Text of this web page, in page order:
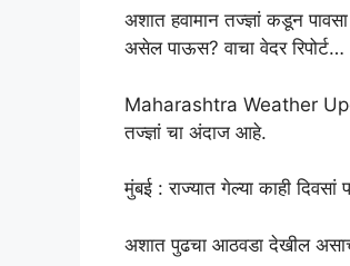
अशात हवामान तज्ज्ञां कडून
असेल पाऊस? वाचा वेदर रिपोर्ट…
Maharashtra Weather
तज्ज्ञां चा अंदाज आहे.
मुंबई : राज्यात गेल्या काही
अशात पुढचा आठवडा देखील